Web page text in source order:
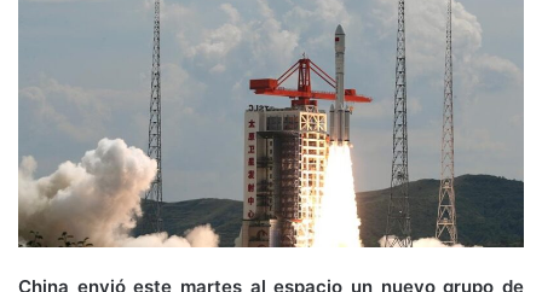
China envió este martes al espacio un nuevo grupo de